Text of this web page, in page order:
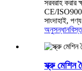
সরবরাহ করার
CE/
সাংদাহাই,
অনুসন্ধান
স্ক্রু মেশিন